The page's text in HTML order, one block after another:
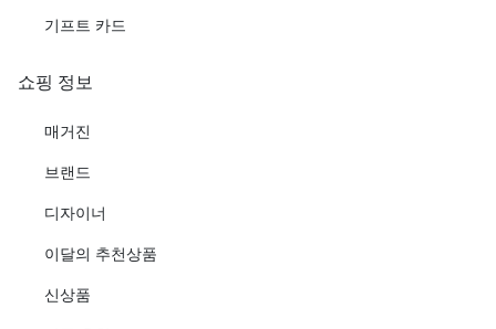
기프트 카드
쇼핑 정보
매거진
브랜드
디자이너
이달의 추천상품
신상품